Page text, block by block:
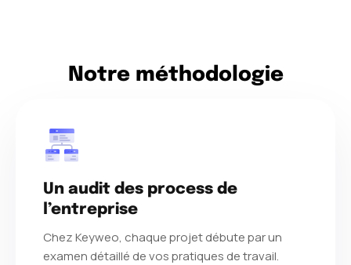
Notre méthodologie
Un audit des process de
l’entreprise
Chez Keyweo, chaque projet débute par un
examen détaillé de vos pratiques de travail.